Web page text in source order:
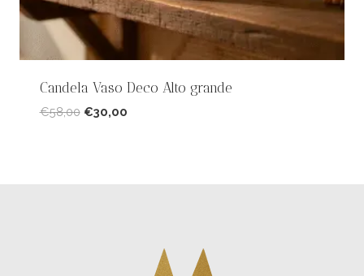
Candela Vaso Deco Alto grande
€58,00 Il
€30,00Il